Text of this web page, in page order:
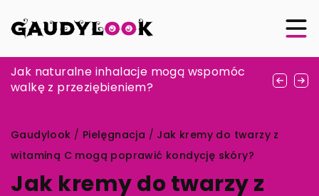
Jakie są najnowsze osiągnięcia w dziedzinie
estetycznej chirurgii stomatologicznej?
Jak naturalne inhalacje mogą wspomóc
walkę z przeziębieniem?
Wybór idealnej wędki na różne techniki
połowu
Gaudylook / Pielęgnacja / Jak kremy do twarzy z
witaminą C mogą poprawić kondycję skóry?
Jak kremy do twarzy z